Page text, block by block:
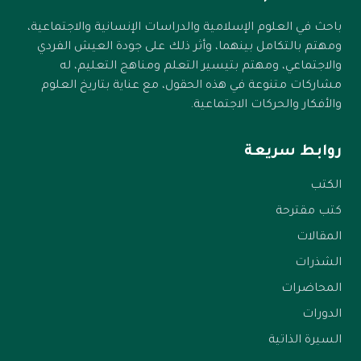
عن دنيء فاجر وضيع فاعلم أنه قد عرف نفسه فلم يرض
لها السفل والدون.
باحث في العلوم الإسلامية والدراسات الإنسانية والاجتماعية،
ومهتم بالتكامل بينهما، وأثر ذلك على جودة العيش الفردي
والاجتماعي، ومهتم بتيسير التعلم ومناهج التعليم، له
مشاركات متنوعة في هذه الحقول، مع عناية بتاريخ العلوم
والأفكار والحركات الاجتماعية.
روابط سريعة
الكتب
كتب مقترحة
المقالات
الشذرات
المحاضرات
الدورات
السيرة الذاتية